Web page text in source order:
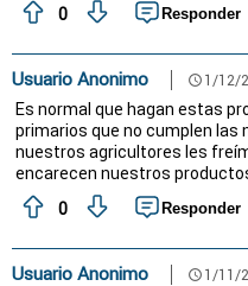
0
Responder
Usuario Anonimo schedule 1/12/
Es normal que hagan estas
primarios que no cumplen las
nuestros agricultores les
encarecen nuestros
0
Responder
Usuario Anonimo schedule 1/11/